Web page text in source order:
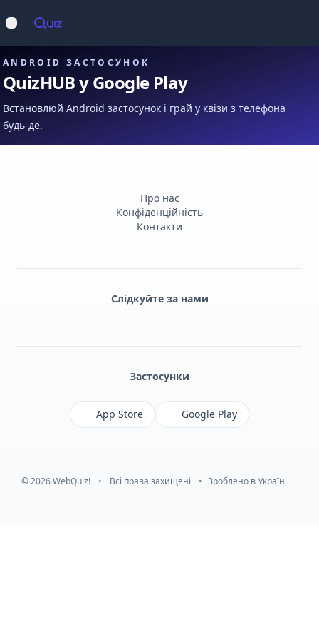
Відкрити меню
ANDROID ЗАСТОСУНОК
QuizHUB у Google Play
Встановлюй Android застосунок і грай у квізи з телефона
будь-де.
Про нас
Конфіденційність
Контакти
Слідкуйте за нами
Застосунки
App Store Google Play
© 2026 WebQuiz! • Всі права захищені • Зроблено в Україні